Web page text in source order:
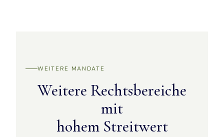
WEITERE MANDATE
Weitere Rechtsbereiche
mit
hohem Streitwert